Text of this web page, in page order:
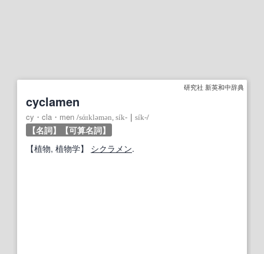
研究社 新英和中辞典
cyclamen
cy・cla・men /sάɪkləmən, sík‐ sík‐/
【名詞】
【可算名詞】
【植物, 植物学】 シクラメン.